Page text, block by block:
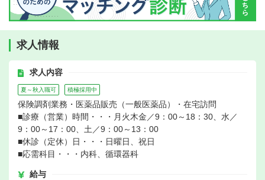
求人情報
求人内容
夏～秋入職可 積極採用中
保険調剤業務・医薬品販売（一般医薬品）・在宅訪問
■診療（営業）時間・・・月火木金／9：00～18：30、水／
9：00～17：00、土／9：00～13：00
■休診（定休）日・・・日曜日、祝日
■応需科目・・・内科、循環器科
給与